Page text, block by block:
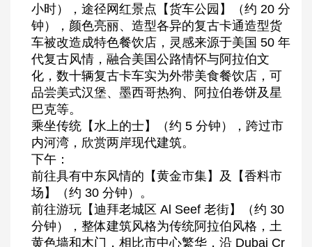
小时），途径网红景点【货车公园】（约 20 分
钟），颜色亮丽、造型各异的复古卡通造型货
车被改造成特色餐饮店，灵感来源于美国 50 年
代复古风情，融合美国公路情怀与阿拉伯文
化，数十辆复古卡车实为外带美食餐饮店，可
品尝美式汉堡、墨西哥热狗、阿拉伯卷饼及星
巴克等。
乘坐传统【水上的士】（约 5 分钟），跨过市
内河湾，欣赏两岸现代建筑。
下午：
前往具有中东风情的【黄金市集】及【香料市
场】（约 30 分钟）。
前往游玩【迪拜老城区 Al Seef 老街】（约 30
分钟），整体建筑风格为传统阿拉伯风格，土
黄色墙和木门，相比市中心繁华，沿 Dubai Cr